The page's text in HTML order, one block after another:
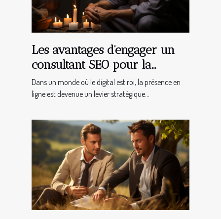
Les avantages d'engager un
consultant SEO pour la
croissance de votre
entreprise en ligne
Dans un monde où le digital est roi, la présence en
ligne est devenue un levier stratégique...